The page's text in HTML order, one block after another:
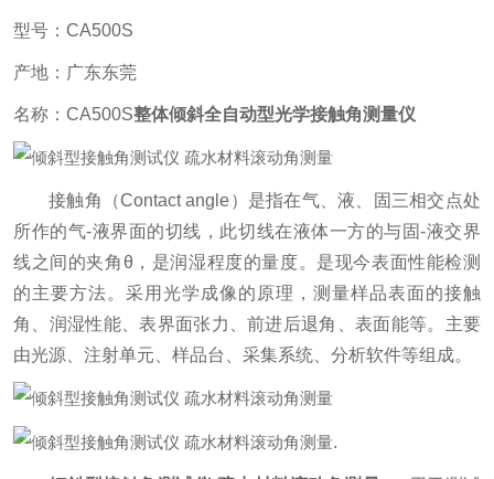
型号：CA500S
产地：广东东莞
名称：CA500S整体倾斜全自动型光学接触角测量仪
接触角（Contact angle）是指在气、液、固三相交点处
所作的气-液界面的切线，此切线在液体一方的与固-液交界
线之间的夹角θ，是润湿程度的量度。是现今表面性能检测
的主要方法。采用光学成像的原理，测量样品表面的接触
角、润湿性能、表界面张力、前进后退角、表面能等。主要
由光源、注射单元、样品台、采集系统、分析软件等组成。
.